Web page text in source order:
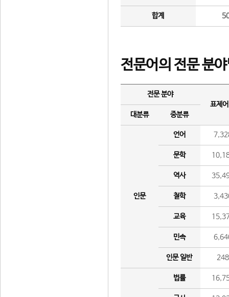
합계
전문어의 전문 분
전문 분야
표제
대분류
중분류
인문
언어
문학
역사
철학
교육
민속
인문 일반 248
법률